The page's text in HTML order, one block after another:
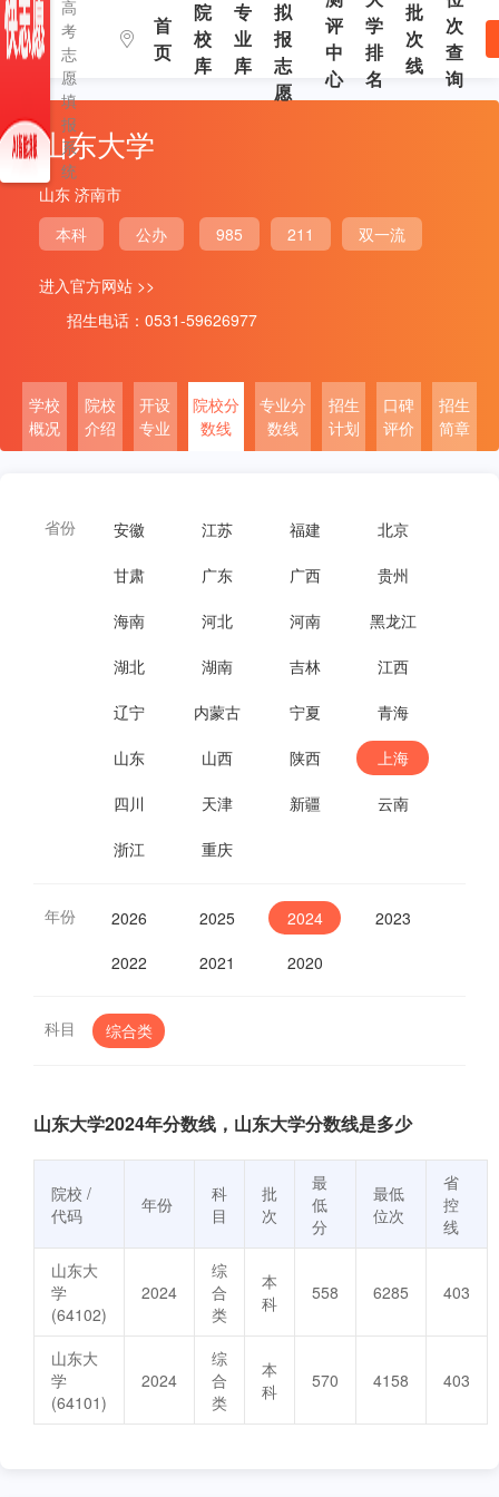
高
考
志
愿
填
报
系
统
首
页
院
校
库
专
业
库
拟
报
志
愿
评
中
心
学
排
名
批
次
线
次
查
询
山东大学
山东 济南市
本科
公办 985 211 双一流
进入官方网站 >>
招生电话：0531-59626977
学校
概况
院校
介绍
开设
专业
院校分
数线
专业分
数线
招生
计划
口碑
评价
招生
简章
省份 安徽 江苏 福建 北京
甘肃 广东 广西 贵州
海南 河北 河南 黑龙江
湖北 湖南 吉林 江西
辽宁 内蒙古 宁夏 青海
山东 山西 陕西 上海
四川 天津 新疆 云南
浙江 重庆
年份 2026 2025 2024
2023
2022
2021 2020
科目 综合类
山东大学2024年分数线，山东大学分数线是多少
院校 /
代码
年份
科
目
批
次
最
低
分
最低
位次
省
控
线
山东大
学
(64102)
2024
综
合
类
本
科
558 6285 403
山东大
学
(64101)
2024
综
合
类
本
科
570 4158 403